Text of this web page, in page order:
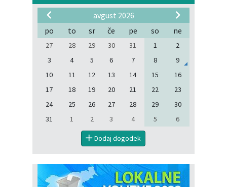
avgust 2026
po
to sr če pe so ne
27 28 29 30 31 1
2
3
4 5 6 7 8
9
10
11 12 13 14 15
16
17
18 19 20 21 22
23
24
25 26 27 28 29
30
31
1 2 3 4 5 6
Dodaj dogodek